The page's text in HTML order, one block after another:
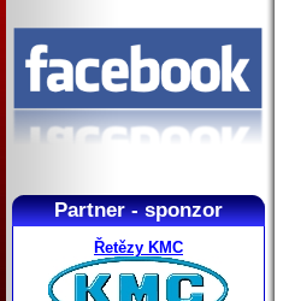
Partner - sponzor
Řetězy KMC